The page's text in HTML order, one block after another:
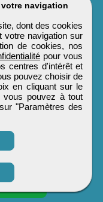
navigation
dont des cookies
votre navigation sur
de cookies, nos
pour vous
centres d'intérêt et
pouvez choisir de
en cliquant sur le
vous pouvez à tout
"Paramètres des
- 2026